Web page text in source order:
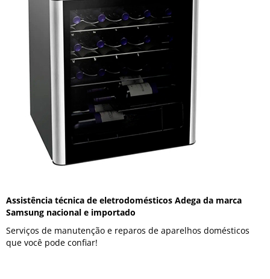
Assistência técnica de eletrodomésticos Adega da marca
Samsung nacional e importado
Serviços de manutenção e reparos de aparelhos domésticos
que você pode confiar!